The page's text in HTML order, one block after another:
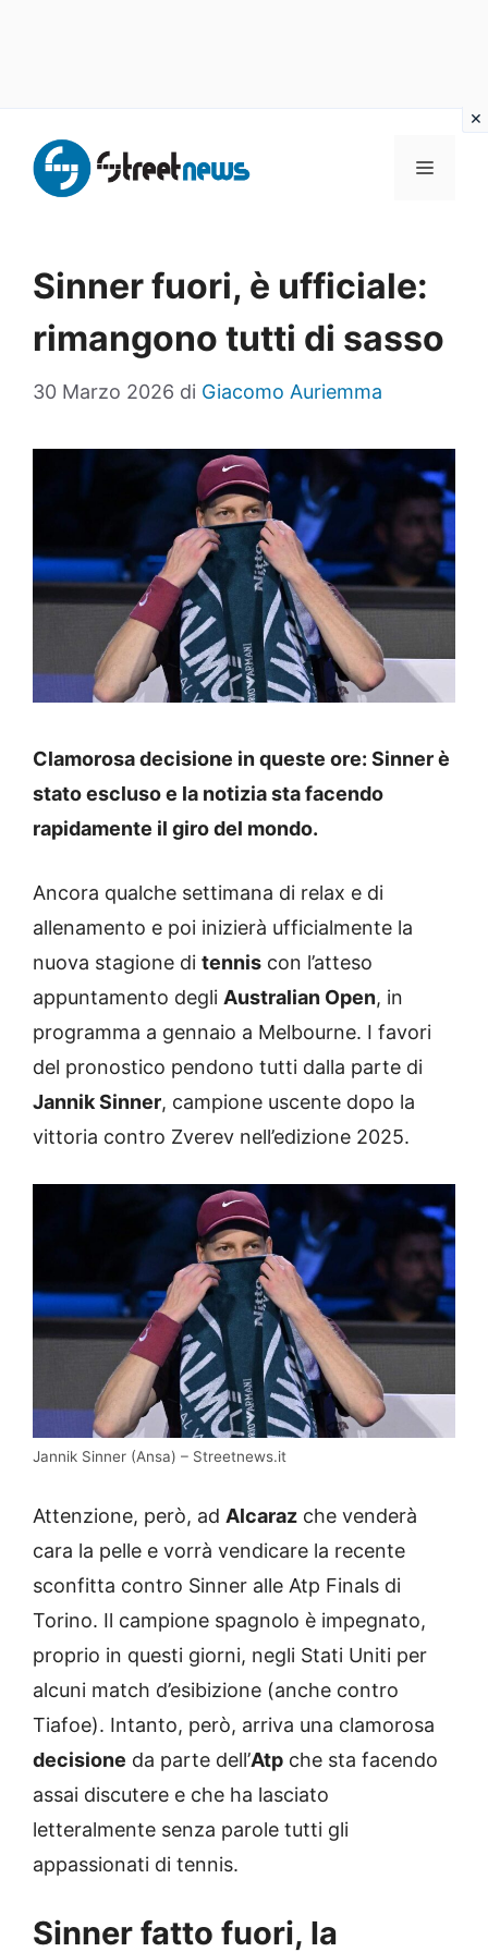
contenuto
MENU
Sinner fuori, è ufficiale:
rimangono tutti di sasso
30 Marzo 2026 di Giacomo Auriemma
Clamorosa decisione in queste ore: Sinner è
stato escluso e la notizia sta facendo
rapidamente il giro del mondo.
Ancora qualche settimana di relax e di
allenamento e poi inizierà ufficialmente la
nuova stagione di tennis con l’atteso
appuntamento degli Australian Open, in
programma a gennaio a Melbourne. I favori
del pronostico pendono tutti dalla parte di
Jannik Sinner, campione uscente dopo la
vittoria contro Zverev nell’edizione 2025.
Jannik Sinner (Ansa) – Streetnews.it
Attenzione, però, ad Alcaraz che venderà
cara la pelle e vorrà vendicare la recente
sconfitta contro Sinner alle Atp Finals di
Torino. Il campione spagnolo è impegnato,
proprio in questi giorni, negli Stati Uniti per
alcuni match d’esibizione (anche contro
Tiafoe). Intanto, però, arriva una clamorosa
decisione da parte dell’Atp che sta facendo
assai discutere e che ha lasciato
letteralmente senza parole tutti gli
appassionati di tennis.
Sinner fatto fuori, la